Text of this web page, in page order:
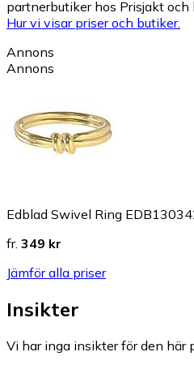
partnerbutiker hos Prisjakt
Hur vi visar priser och butiker.
Annons
Annons
Edblad Swivel Ring
fr. 349 kr
Jämför alla priser
Insikter
Vi har inga insikter för den här